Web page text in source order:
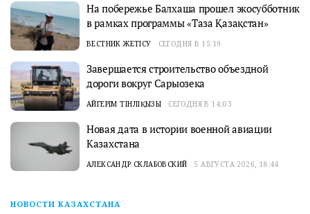
На побережье Балхаша прошел экосубботник
в рамках программы «Таза Қазақстан»
ВЕСТНИК ЖЕТІСУ СЕГОДНЯ В 15:19
Завершается строительство объездной
дороги вокруг Сарыозека
АЙГЕРІМ ТІНӘЛІҚЫЗЫ СЕГОДНЯ В 14:03
Новая дата в истории военной авиации
Казахстана
АЛЕКСАНДР СКЛАБОВСКИЙ 5 АВГУСТА 2026, 18:44
НОВОСТИ КАЗАХСТАНА